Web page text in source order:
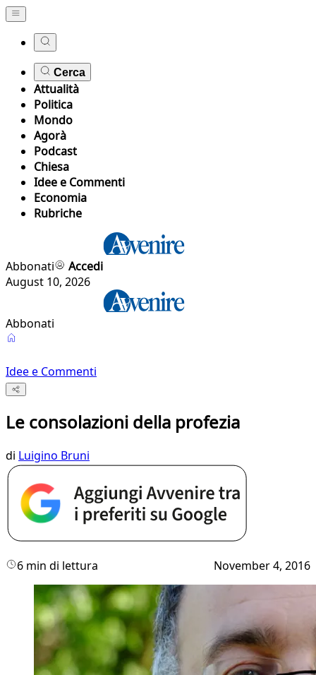
Cerca
Attualità
Politica
Mondo
Agorà
Podcast
Chiesa
Idee e Commenti
Economia
Rubriche
Abbonati
Accedi
August 10, 2026
Abbonati
Idee e Commenti
Le consolazioni della profezia
di Luigino Bruni
6 min di lettura November 4, 2016